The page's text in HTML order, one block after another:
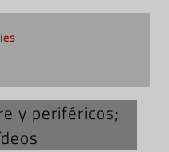
y periféricos;